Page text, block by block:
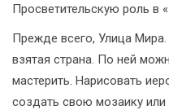
Просветительскую роль в
Прежде всего, Улица
взятая страна. По ней
мастерить. Нарисовать
создать свою мозаику или